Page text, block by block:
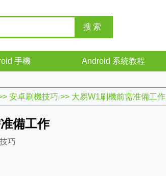
手機 Android 系統教程
安卓刷機技巧 >> 大易W1刷機前需准備工作
備工作
巧